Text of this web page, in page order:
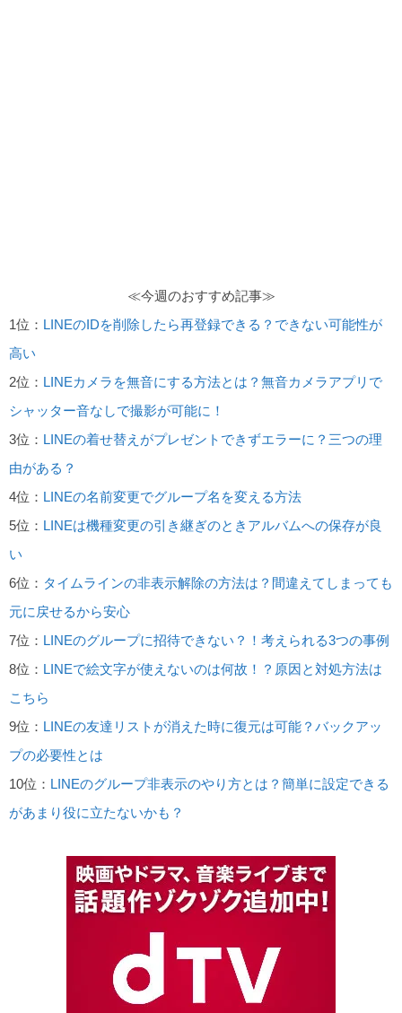
≪今週のおすすめ記事≫
1位： LINEのIDを削除したら再登録できる？できない可能性が
高い
2位： LINEカメラを無音にする方法とは？無音カメラアプリで
シャッター音なしで撮影が可能に！
3位： LINEの着せ替えがプレゼントできずエラーに？三つの理
由がある？
4位： LINEの名前変更でグループ名を変える方法
5位： LINEは機種変更の引き継ぎのときアルバムへの保存が良
い
6位： タイムラインの非表示解除の方法は？間違えてしまっても
元に戻せるから安心
7位： LINEのグループに招待できない？！考えられる3つの事例
8位： LINEで絵文字が使えないのは何故！？原因と対処方法は
こちら
9位： LINEの友達リストが消えた時に復元は可能？バックアッ
プの必要性とは
10位： LINEのグループ非表示のやり方とは？簡単に設定できる
があまり役に立たないかも？